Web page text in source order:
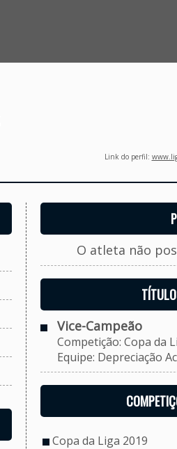
Link do perfil:
O atleta não
Vice-Campeão
Competição: Copa da
Equipe: Depreciação
Copa da Liga 2019